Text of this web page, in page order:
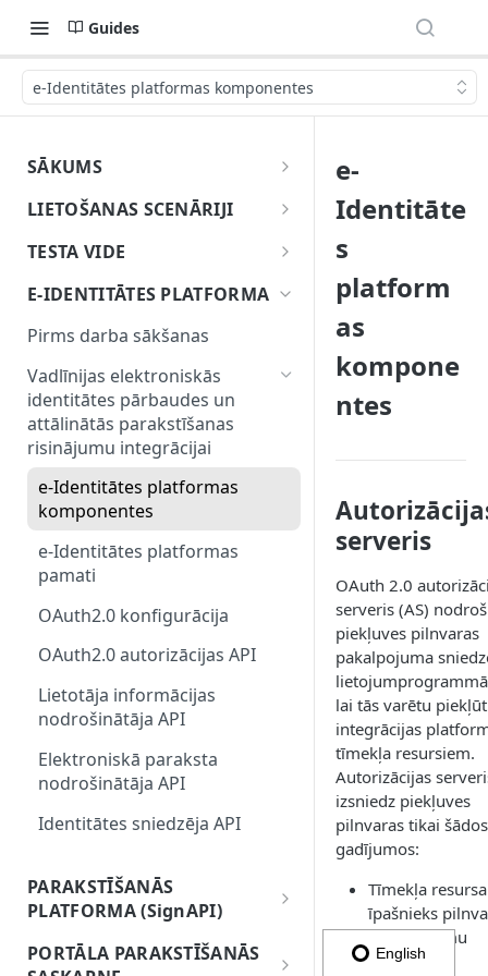
Guides
e-Identitātes platformas komponentes
SĀKUMS
Uzsāc darbu ar eParakstu
LIETOŠANAS SCENĀRIJI
Dokumentu parakstīšanas
lietošanas gadījums
Identitātes pārbaudes un
parakstīšanas lietojuma
1. Galalietotāja elektroniskā
identitātes pārbaude
2. Elektroniskā paraksta
3. Parakstīšanas operācija
Pārlūkprogrammas
paplašinājuma/spraudņa
lietošanas gadījums
TESTA VIDE
Par testa vidi
Kā izveidot eParaksts mobile
testa lietotāju
E-IDENTITĀTES PLATFORMA
Pirms darba sākšanas
Vadlīnijas elektroniskās
identitātes pārbaudes un
attālinātās parakstīšanas
risinājumu integrācijai
e-Identitātes platformas
komponentes
e-Identitātes platformas
pamati
OAuth2.0 konfigurācija
OAuth2.0 autorizācijas API
Lietotāja informācijas
nodrošinātāja API
Elektroniskā paraksta
nodrošinātāja API
Identitātes sniedzēja API
PARAKSTĪŠANĀS
PLATFORMA (SignAPI)
Pirms darba sākšanas
PORTĀLA PARAKSTĪŠANĀS
e-
Identitāte
s
platform
as
kompone
ntes
serveris
OAuth 2.0
serveris (AS)
piekļuves pilnvaras
pakalpojuma
lai tās varētu piekļūt
integrācijas
tīmekļa resursiem.
Autorizācijas
izsniedz piekļuves
pilnvaras tikai šādos
gadījumos:
Tīmekļa resursa
īpašnieks
Pakalpojumu
sniedzēja
English